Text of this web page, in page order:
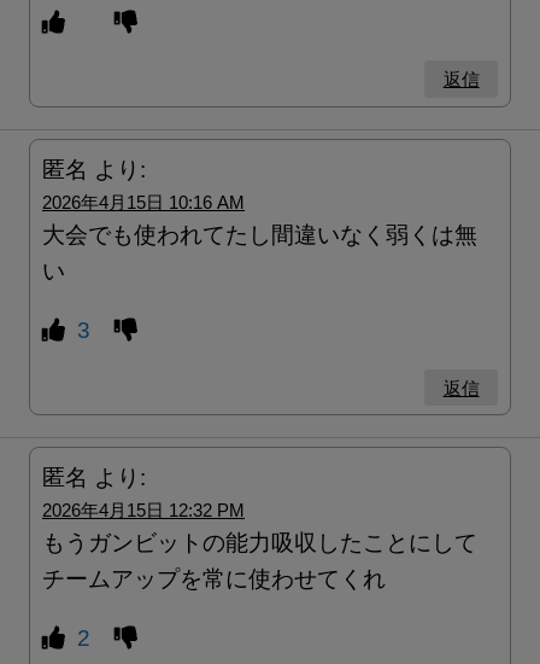
返信
匿名 より:
2026年4月15日 10:16 AM
大会でも使われてたし間違いなく弱くは無
い
3
返信
匿名 より:
2026年4月15日 12:32 PM
もうガンビットの能力吸収したことにして
チームアップを常に使わせてくれ
2